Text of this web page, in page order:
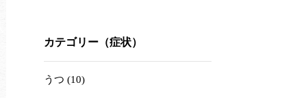
カテゴリー（症状）
うつ (10)